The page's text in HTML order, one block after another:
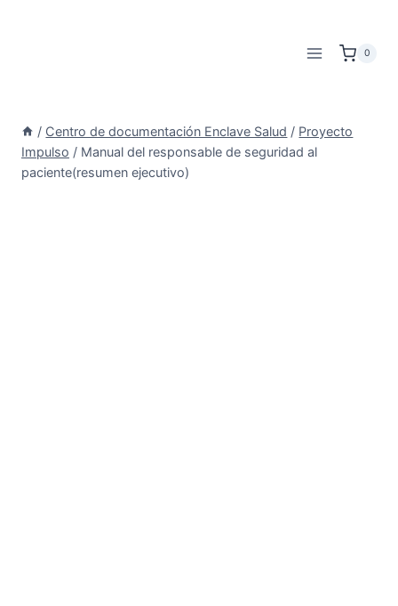
0
/ Centro de documentación Enclave Salud / Proyecto
Impulso / Manual del responsable de seguridad al
paciente(resumen ejecutivo)